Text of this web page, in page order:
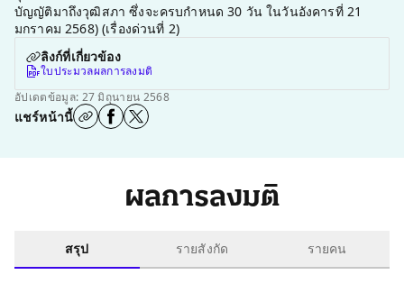
บัญญัติมาถึงวุฒิสภา ซึ่งจะครบกำหนด 30 วัน ในวันอังคารที่ 21
มกราคม 2568) (เรื่องด่วนที่ 2)
ลิงก์ที่เกี่ยวข้อง
ใบประมวลผลการลงมติ
อัปเดตข้อมูล: 27 มิถุนายน 2568
แชร์หน้านี้
ผลการลงมติ
สรุป รายสังกัด รายคน